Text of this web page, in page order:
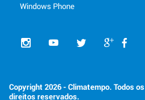
Windows Phone
Copyright 2026 - Climatempo. Todos os
direitos reservados.